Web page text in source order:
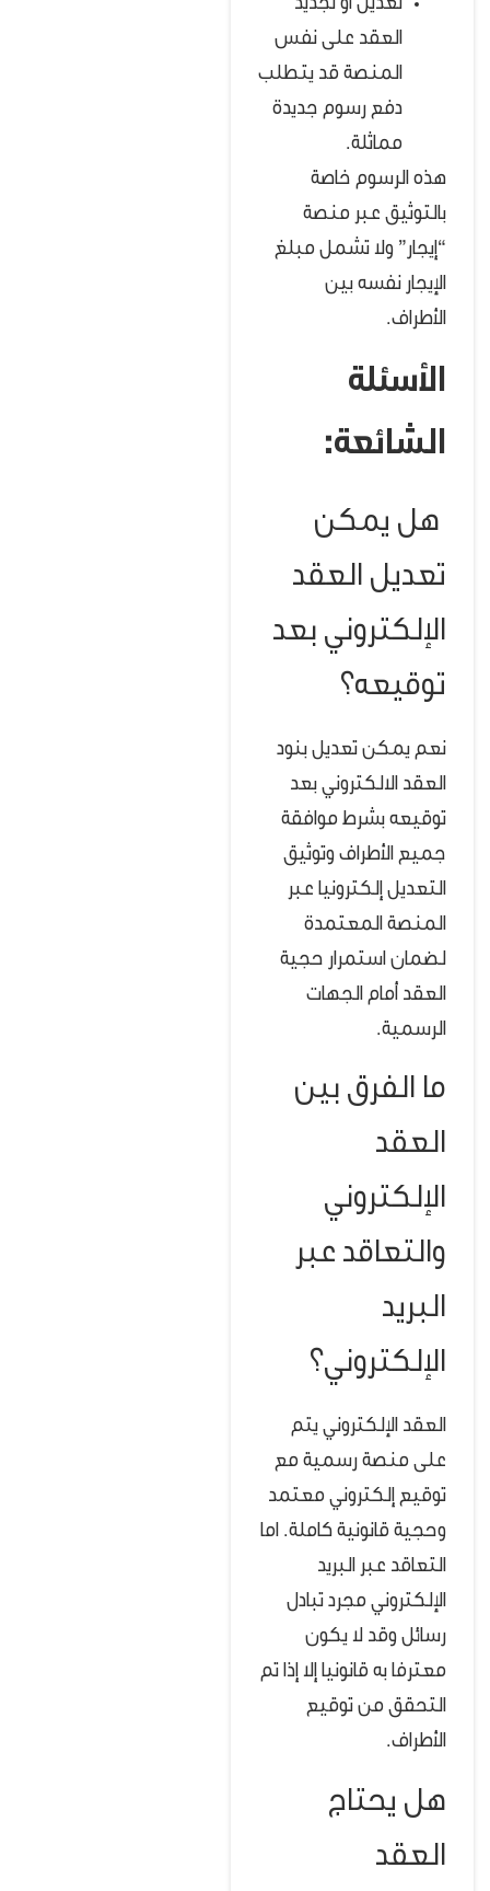
تعديل أو تجديد
العقد على نفس
المنصة قد يتطلب
دفع رسوم جديدة
مماثلة.
هذه الرسوم خاصة
بالتوثيق عبر منصة
“إيجار” ولا تشمل مبلغ
الإيجار نفسه بين
الأطراف.
الأسئلة
الشائعة:
هل يمكن
تعديل العقد
الإلكتروني بعد
توقيعه؟
نعم يمكن تعديل بنود
العقد الالكتروني بعد
توقيعه بشرط موافقة
جميع الأطراف وتوثيق
التعديل إلكترونيا عبر
المنصة المعتمدة
لضمان استمرار حجية
العقد أمام الجهات
الرسمية.
ما الفرق بين
العقد
الإلكتروني
والتعاقد عبر
البريد
الإلكتروني؟
العقد الإلكتروني يتم
على منصة رسمية مع
توقيع إلكتروني معتمد
وحجية قانونية كاملة. اما
التعاقد عبر البريد
الإلكتروني مجرد تبادل
رسائل وقد لا يكون
معترفا به قانونيا إلا إذا تم
التحقق من توقيع
الأطراف.
هل يحتاج
العقد